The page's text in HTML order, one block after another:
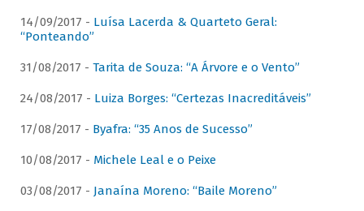
14/09/2017 - Luísa Lacerda & Quarteto Geral:
“Ponteando”
31/08/2017 - Tarita de Souza: “A Árvore e o Vento”
24/08/2017 - Luiza Borges: “Certezas Inacreditáveis”
17/08/2017 - Byafra: “35 Anos de Sucesso”
10/08/2017 - Michele Leal e o Peixe
03/08/2017 - Janaína Moreno: “Baile Moreno”